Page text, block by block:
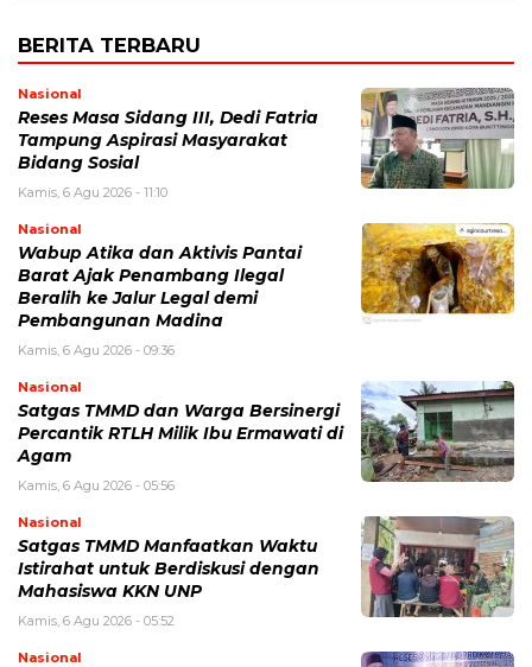
BERITA TERBARU
Nasional
Reses Masa Sidang III, Dedi Fatria
Tampung Aspirasi Masyarakat
Bidang Sosial
Kamis, 6 Agu 2026 - 11:10
Nasional
Wabup Atika dan Aktivis Pantai
Barat Ajak Penambang Ilegal
Beralih ke Jalur Legal demi
Pembangunan Madina
Kamis, 6 Agu 2026 - 09:36
Nasional
Satgas TMMD dan Warga Bersinergi
Percantik RTLH Milik Ibu Ermawati di
Agam
Kamis, 6 Agu 2026 - 05:56
Nasional
Satgas TMMD Manfaatkan Waktu
Istirahat untuk Berdiskusi dengan
Mahasiswa KKN UNP
Kamis, 6 Agu 2026 - 05:52
Nasional